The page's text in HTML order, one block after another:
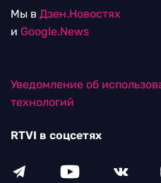
Мы в Дзен.Новостях
и Google.News
Уведомление об
технологий
RTVI в соцсетях